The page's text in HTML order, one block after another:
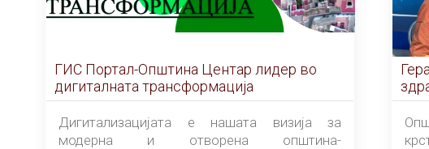
ГИС Портал-Општина Центар лидер во
дигиталната трансформација
Дигитализацијата е нашата визија за
модерна и отворена општина-